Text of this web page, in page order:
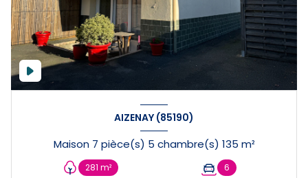
AIZENAY (85190)
Maison 7 pièce(s) 5 chambre(s) 135 m²
281 m² 6